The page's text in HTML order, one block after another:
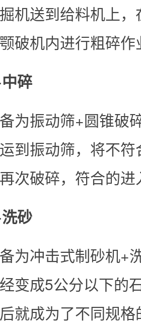
机送到给料机上
破机内进行粗碎作
碎
为振动筛+圆锥破
到振动筛，将不
次破碎，符合的进
砂
为冲击式制砂机+
变成5公分以下的
就成为了不同规